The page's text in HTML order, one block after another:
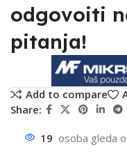
odgovoiti
pitanja!
Add to compare
Share:
19 osoba gleda